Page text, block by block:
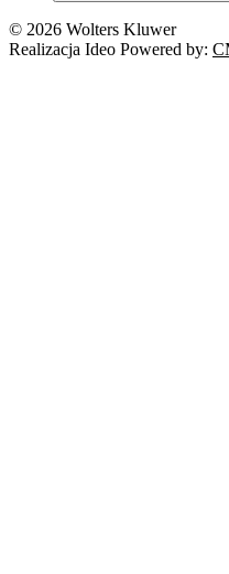
© 2026 Wolters Kluwer
Realizacja Ideo Powered by: